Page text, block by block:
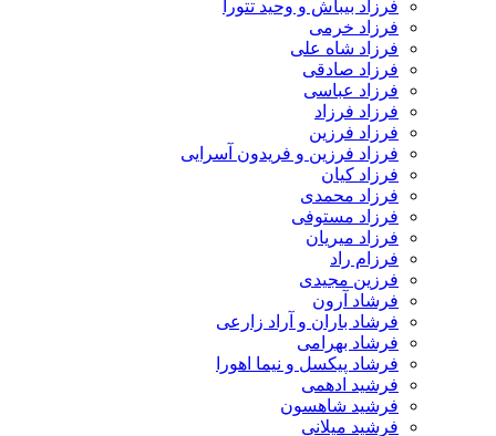
فرزاد بیباش و وحید تتورا
فرزاد خرمی
فرزاد شاه علی
فرزاد صادقی
فرزاد عباسی
فرزاد فرزاد
فرزاد فرزین
فرزاد فرزین و فریدون آسرایی
فرزاد کیان
فرزاد محمدی
فرزاد مستوفی
فرزاد میریان
فرزام راد
فرزین مجیدی
فرشاد آرون
فرشاد باران و آراد زارعی
فرشاد بهرامی
فرشاد پیکسل و نیما اهورا
فرشید ادهمی
فرشید شاهسون
فرشید میلانی